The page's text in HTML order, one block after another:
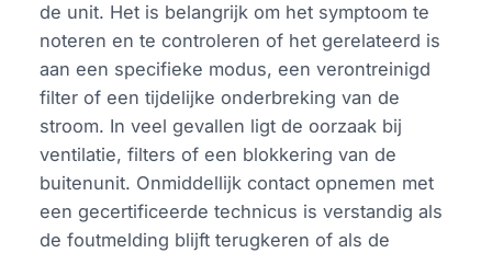
de unit. Het is belangrijk om het symptoom te
noteren en te controleren of het gerelateerd is
aan een specifieke modus, een verontreinigd
filter of een tijdelijke onderbreking van de
stroom. In veel gevallen ligt de oorzaak bij
ventilatie, filters of een blokkering van de
buitenunit. Onmiddellijk contact opnemen met
een gecertificeerde technicus is verstandig als
de foutmelding blijft terugkeren of als de